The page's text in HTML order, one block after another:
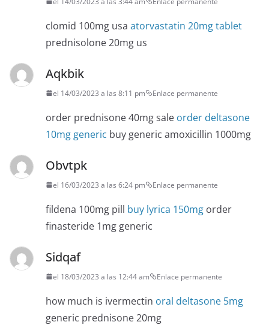
clomid 100mg usa atorvastatin 20mg tablet
prednisolone 20mg us
Aqkbik
el 14/03/2023 a las 8:11 pm Enlace permanente
order prednisone 40mg sale order deltasone
10mg generic buy generic amoxicillin 1000mg
Obvtpk
el 16/03/2023 a las 6:24 pm Enlace permanente
fildena 100mg pill buy lyrica 150mg order
finasteride 1mg generic
Sidqaf
el 18/03/2023 a las 12:44 am Enlace permanente
how much is ivermectin oral deltasone 5mg
generic prednisone 20mg